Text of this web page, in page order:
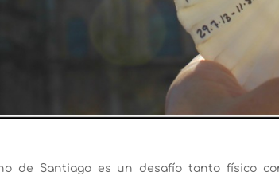
de Santiago es un desafío tanto físico